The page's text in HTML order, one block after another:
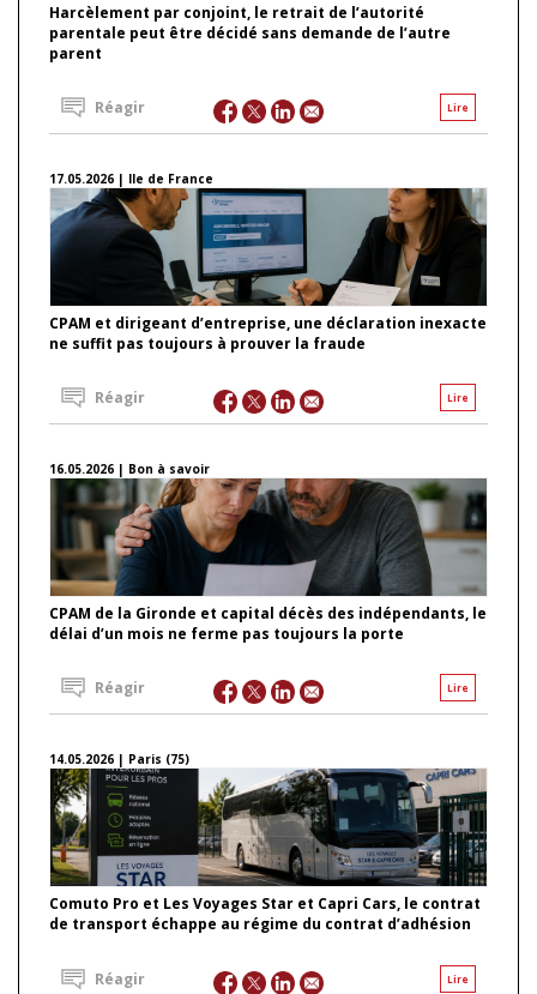
Harcèlement par conjoint, le retrait de l’autorité
parentale peut être décidé sans demande de l’autre
parent
Lire
Réagir
17.05.2026 | Ile de France
CPAM et dirigeant d’entreprise, une déclaration inexacte
ne suffit pas toujours à prouver la fraude
Lire
Réagir
16.05.2026 | Bon à savoir
CPAM de la Gironde et capital décès des indépendants, le
délai d’un mois ne ferme pas toujours la porte
Lire
Réagir
14.05.2026 | Paris (75)
Comuto Pro et Les Voyages Star et Capri Cars, le contrat
de transport échappe au régime du contrat d’adhésion
Lire
Réagir